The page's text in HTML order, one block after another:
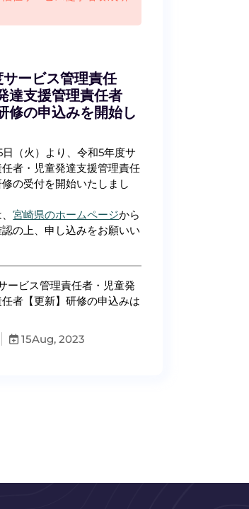
ービス管理責任
達支援管理責任者
修の申込みを開始し
日（火）より、令和5年度サ
者・児童発達支援管理責任
の受付を開始いたしまし
、宮崎県のホームページから
の上、申し込みをお願いい
ービス管理責任者・児童発
者【更新】研修の申込みは
15Aug, 2023